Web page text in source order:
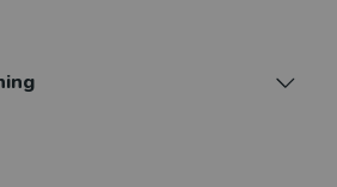
till Svenska nivå 1,
tre nivåer.